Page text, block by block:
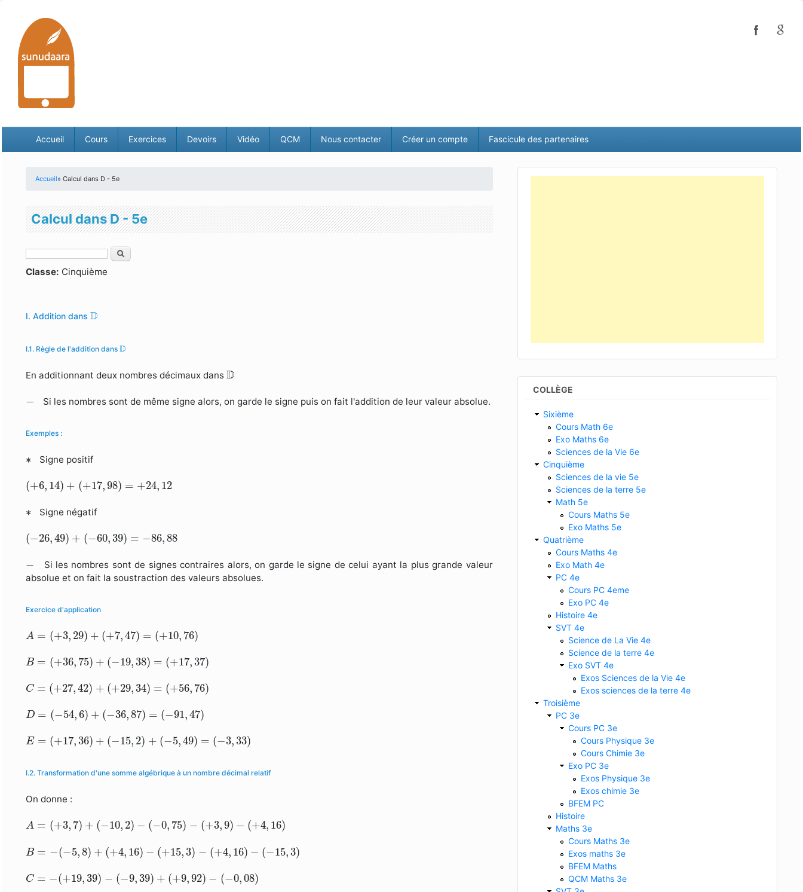
Accueil Cours Exercices Devoirs Vidéo QCM Nous contacter Créer un compte Fascicule des partenaires
Accueil» Calcul dans D - 5e
Calcul dans D - 5e
Formulaire de recherche
Rechercher
Classe: Cinquième
I. Addition dansD
D
I.1. Règle de l'addition dansD
D
En additionnant deux nombres décimaux dansD
D
− Si les nombres sont de même signe alors, on garde le signe puis on fait l'addition de leur valeur absolue.
Exemples :
∗
∗ Signe positif
(+6, 14) + (+17,98) = +24, 12
( + 6 14)+ ( +17 ,98)=+ , 12
∗
∗ Signe négatif
(−26,49) + (−60,39) = −86,88
( 26 49) + − 60,39)= 86,88
−
Si les nombres sont de signes contraires alors, on garde le signe de celui ayant la plus grande valeur
absolue et on fait la soustraction des valeurs absolues.
Exercice d'application
A = (+3, 29) + (+7,47) = (+10, 76)
A +3 29)+ + 7, 47 =(+ , 76)
B = (+36, 75) + (−19,38) = (+17, 37)
B= +36,75)+ − 19 38 )=(+ 17, 37)
C = (+27, 42) + (+29,34) = (+56, 76)
C +27,42)+ + 29 34 )=(+ 56 76)
D = (−54,6) + (−36,87) = (−91, 47)
D= −54, 6 )+( − 36 87 )=(− 91, 47)
E = (+17,36) + (−15, 2) + (−5,49) = (−3,33)
E= +17 ,36 )+( − 15 2)+ (− , 49 = −3 33)
I.2. Transformation d'une somme algébrique à un nombre décimal relatif
On donne :
A = (+3, 7) + (−10, 2) − (−0, 75) − (+3,9) − (+4, 16)
A +3 7 +( − 10 2)− (− 75 )− (+3 )− (+ 4,16
B = −(−5,8) + (+4, 16) − (+15,3) − (+4, 16) − (−15,3)
B= 5 8) +( 4 16 ) −( +15 3 ) −(+ 4,16 − ( − 15,3
C = −(+19, 39) − (−9,39) + (+9,92) − (−0,08)
C +19,39)− 9, 39 )+(+ 9 92) −(− 08
COLLÈGE
Sixième
Cours Math 6e
Exo Maths 6e
Sciences de la Vie 6e
Cinquième
Sciences de la vie 5e
Sciences de la terre 5e
Math 5e
Cours Maths 5e
Exo Maths 5e
Quatrième
Cours Maths 4e
Exo Math 4e
PC 4e
Cours PC 4eme
Exo PC 4e
Histoire 4e
SVT 4e
Science de La Vie 4e
Science de la terre 4e
Exo SVT 4e
Exos Sciences de la Vie 4e
Exos sciences de la terre 4e
Troisième
PC 3e
Cours PC 3e
Cours Physique 3e
Cours Chimie 3e
Exo PC 3e
Exos Physique 3e
Exos chimie 3e
BFEM PC
Histoire
Maths 3e
Cours Maths 3e
Exos maths 3e
BFEM Maths
QCM Maths 3e